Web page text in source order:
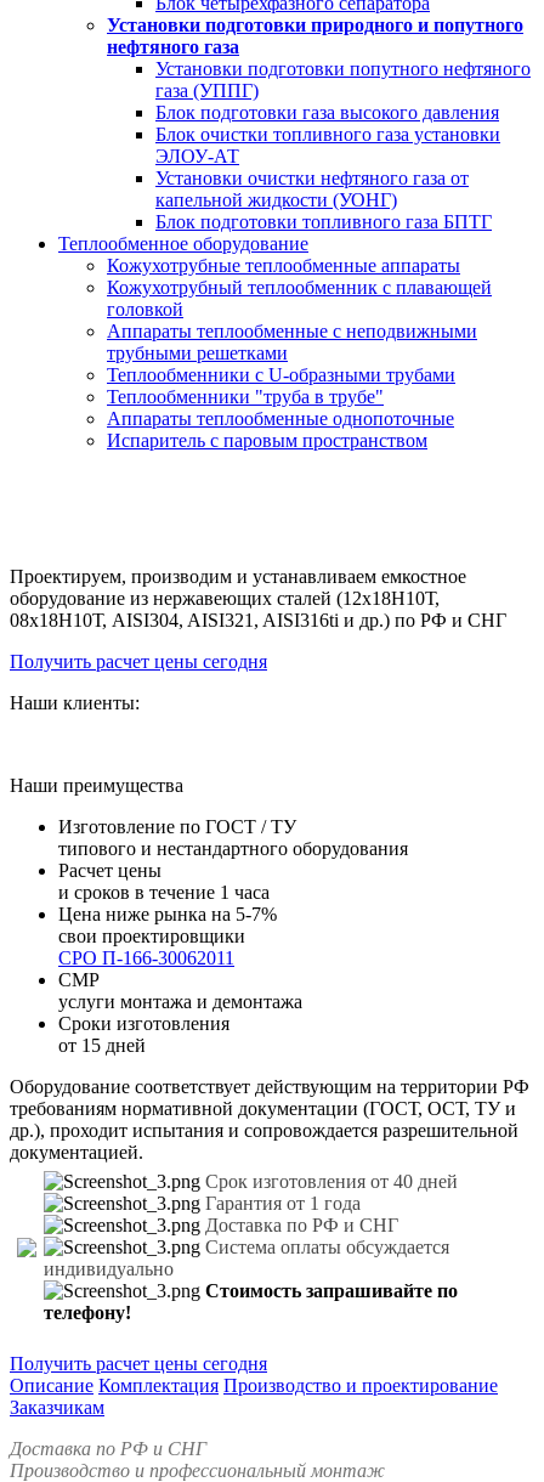
Установки подготовки природного и попутного
нефтяного газа
Установки подготовки попутного нефтяного
газа (УППГ)
Блок подготовки газа высокого давления
Блок очистки топливного газа установки
ЭЛОУ-АТ
Установки очистки нефтяного газа от
капельной жидкости (УОНГ)
Блок подготовки топливного газа БПТГ
Теплообменное оборудование
Кожухотрубные теплообменные аппараты
Кожухотрубный теплообменник с плавающей
головкой
Аппараты теплообменные с неподвижными
трубными решетками
Теплообменники с U-образными трубами
Теплообменники "труба в трубе"
Аппараты теплообменные однопоточные
Испаритель с паровым пространством
Проектируем, производим и устанавливаем емкостное
оборудование из нержавеющих сталей (12х18Н10Т,
08х18Н10Т, AISI304, AISI321, AISI316ti и др.) по РФ и СНГ
Получить расчет цены сегодня
Наши клиенты:
Наши преимущества
Изготовление по ГОСТ / ТУ
типового и нестандартного оборудования
Расчет цены
и сроков в течение 1 часа
Цена ниже рынка на 5-7%
свои проектировщики
СРО П-166-30062011
СМР
услуги монтажа и демонтажа
Сроки изготовления
от 15 дней
Оборудование соответствует действующим на территории РФ
требованиям нормативной документации (ГОСТ, ОСТ, ТУ и
др.), проходит испытания и сопровождается разрешительной
документацией.
Срок изготовления от 40 дней
Гарантия от 1 года
Доставка по РФ и СНГ
Система оплаты обсуждается
индивидуально
Стоимость запрашивайте по
телефону!
Получить расчет цены сегодня
Описание Комплектация Производство и проектирование
Заказчикам
Доставка по РФ и СНГ
Производство и профессиональный монтаж